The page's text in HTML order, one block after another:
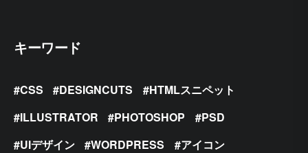
キーワード
CSS DESIGNCUTS
HTMLスニペット
ILLUSTRATOR
PHOTOSHOP
PSD
UIデザイン
WORDPRESS
アイコン